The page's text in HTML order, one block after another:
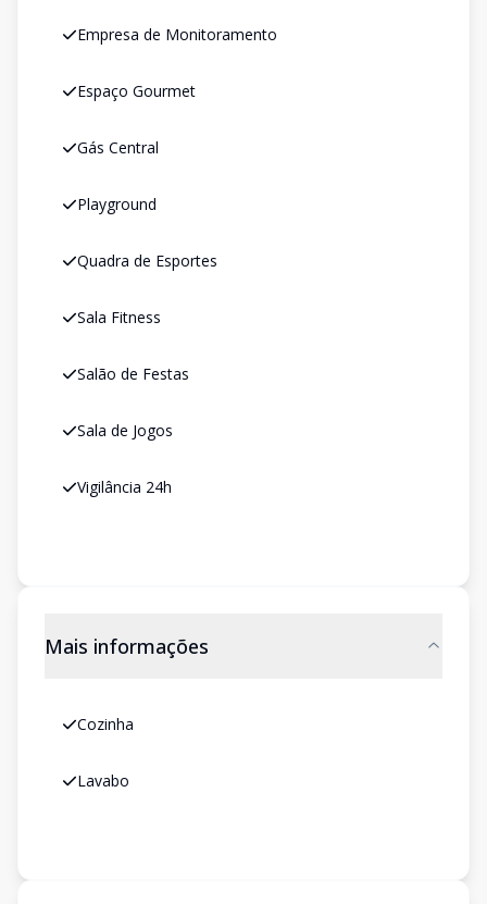
Empresa de Monitoramento
Espaço Gourmet
Gás Central
Playground
Quadra de Esportes
Sala Fitness
Salão de Festas
Sala de Jogos
Vigilância 24h
Mais informações
Cozinha
Lavabo